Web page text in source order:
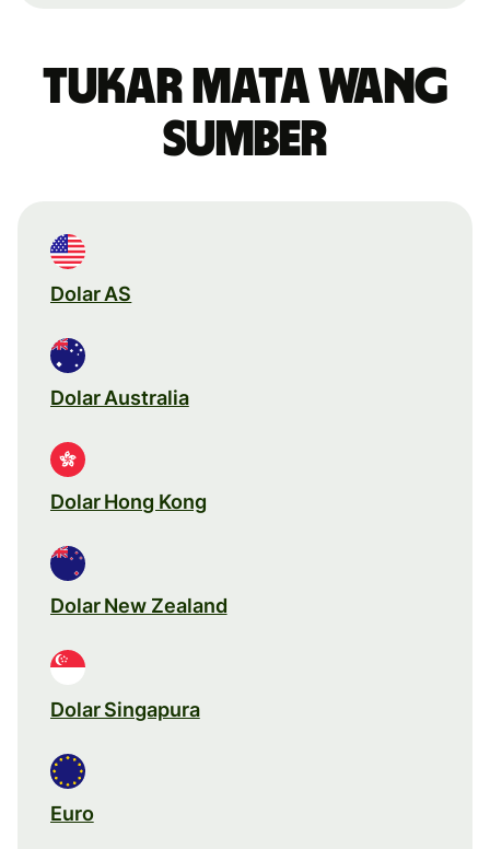
Tukar mata wang
sumber
Dolar AS
Dolar Australia
Dolar Hong Kong
Dolar New Zealand
Dolar Singapura
Euro